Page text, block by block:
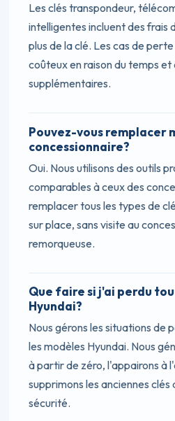
Les clés transpondeur,
intelligentes incluent des frais
plus de la clé. Les cas de
coûteux en raison du temps et
supplémentaires.
Pouvez-vous remplacer
concessionnaire?
Oui. Nous utilisons des outils
comparables à ceux des
remplacer tous les types de
sur place, sans visite au
remorqueuse.
Que faire si j'ai perdu
Hyundai?
Nous gérons les situations de
les modèles Hyundai. Nous
à partir de zéro, l'appairons à
supprimons les anciennes
sécurité.